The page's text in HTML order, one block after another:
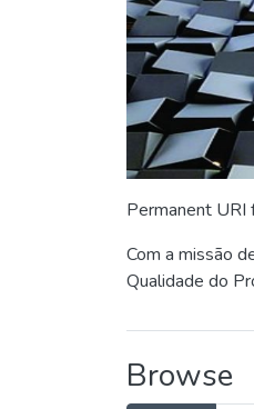
Permanent URI
Com a missão
Qualidade do
Browse